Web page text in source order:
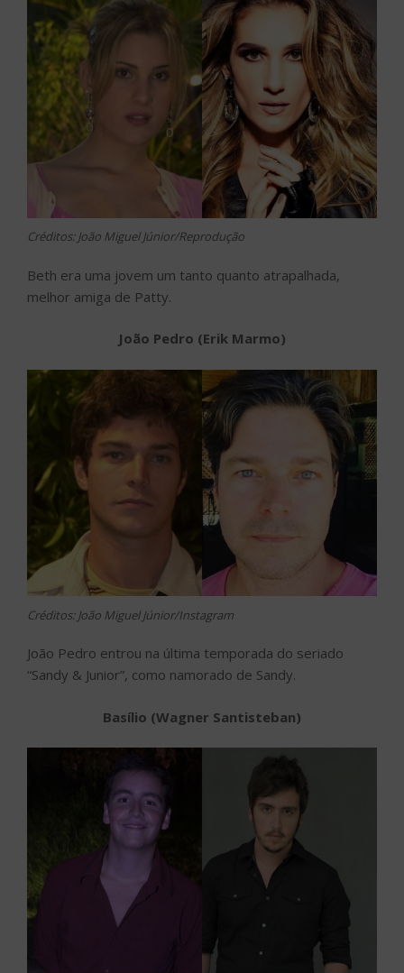
Créditos: João Miguel Júnior/Reprodução
Beth era uma jovem um tanto quanto atrapalhada,
melhor amiga de Patty.
João Pedro (Erik Marmo)
Créditos: João Miguel Júnior/Instagram
João Pedro entrou na última temporada do seriado
“Sandy & Junior”, como namorado de Sandy.
Basílio (Wagner Santisteban)